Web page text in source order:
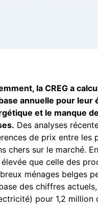
la CREG a
annuelle pour leur
et le manque
Des analyses
de prix entre les
chers sur le marché.
que celle des
ménages belges
des chiffres
pour 1,2 million